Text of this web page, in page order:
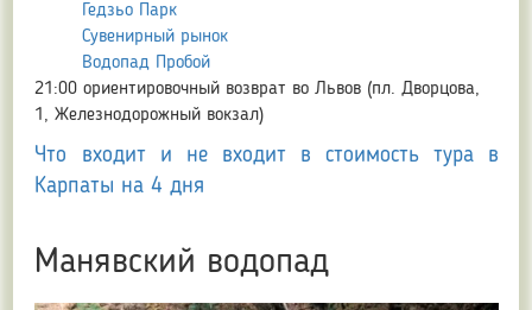
Гедзьо Парк
Сувенирный рынок
Водопад Пробой
21:00 ориентировочный возврат во Львов (пл. Дворцова,
1, Железнодорожный вокзал)
Что входит и не входит в стоимость тура в
Карпаты на 4 дня
Манявский водопад